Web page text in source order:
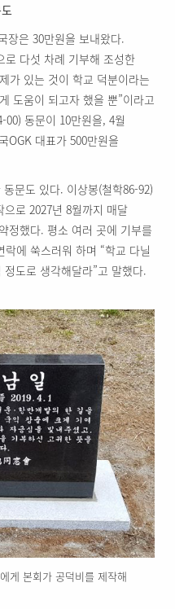
장은 30만원을 보내왔다.
로 다섯 차례 기부해 조성한
가 있는 것이 학교 덕분이라는
도움이 되고자 했을 뿐”이라고
00) 동문이 10만원을, 4월
OGK 대표가 500만원을
문도 있다. 이상봉(철학86-92)
로 2027년 8월까지 매달
정했다. 평소 여러 곳에 기부를
에 쑥스러워 하며 “학교 다닐
도로 생각해달라”고 말했다.
게 본회가 공덕비를 제작해